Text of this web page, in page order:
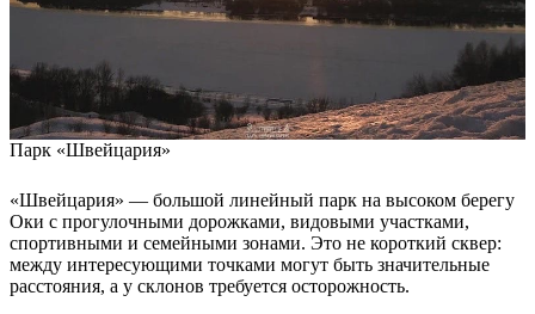
Парк «Швейцария»
«Швейцария» — большой линейный парк на высоком берегу
Оки с прогулочными дорожками, видовыми участками,
спортивными и семейными зонами. Это не короткий сквер:
между интересующими точками могут быть значительные
расстояния, а у склонов требуется осторожность.